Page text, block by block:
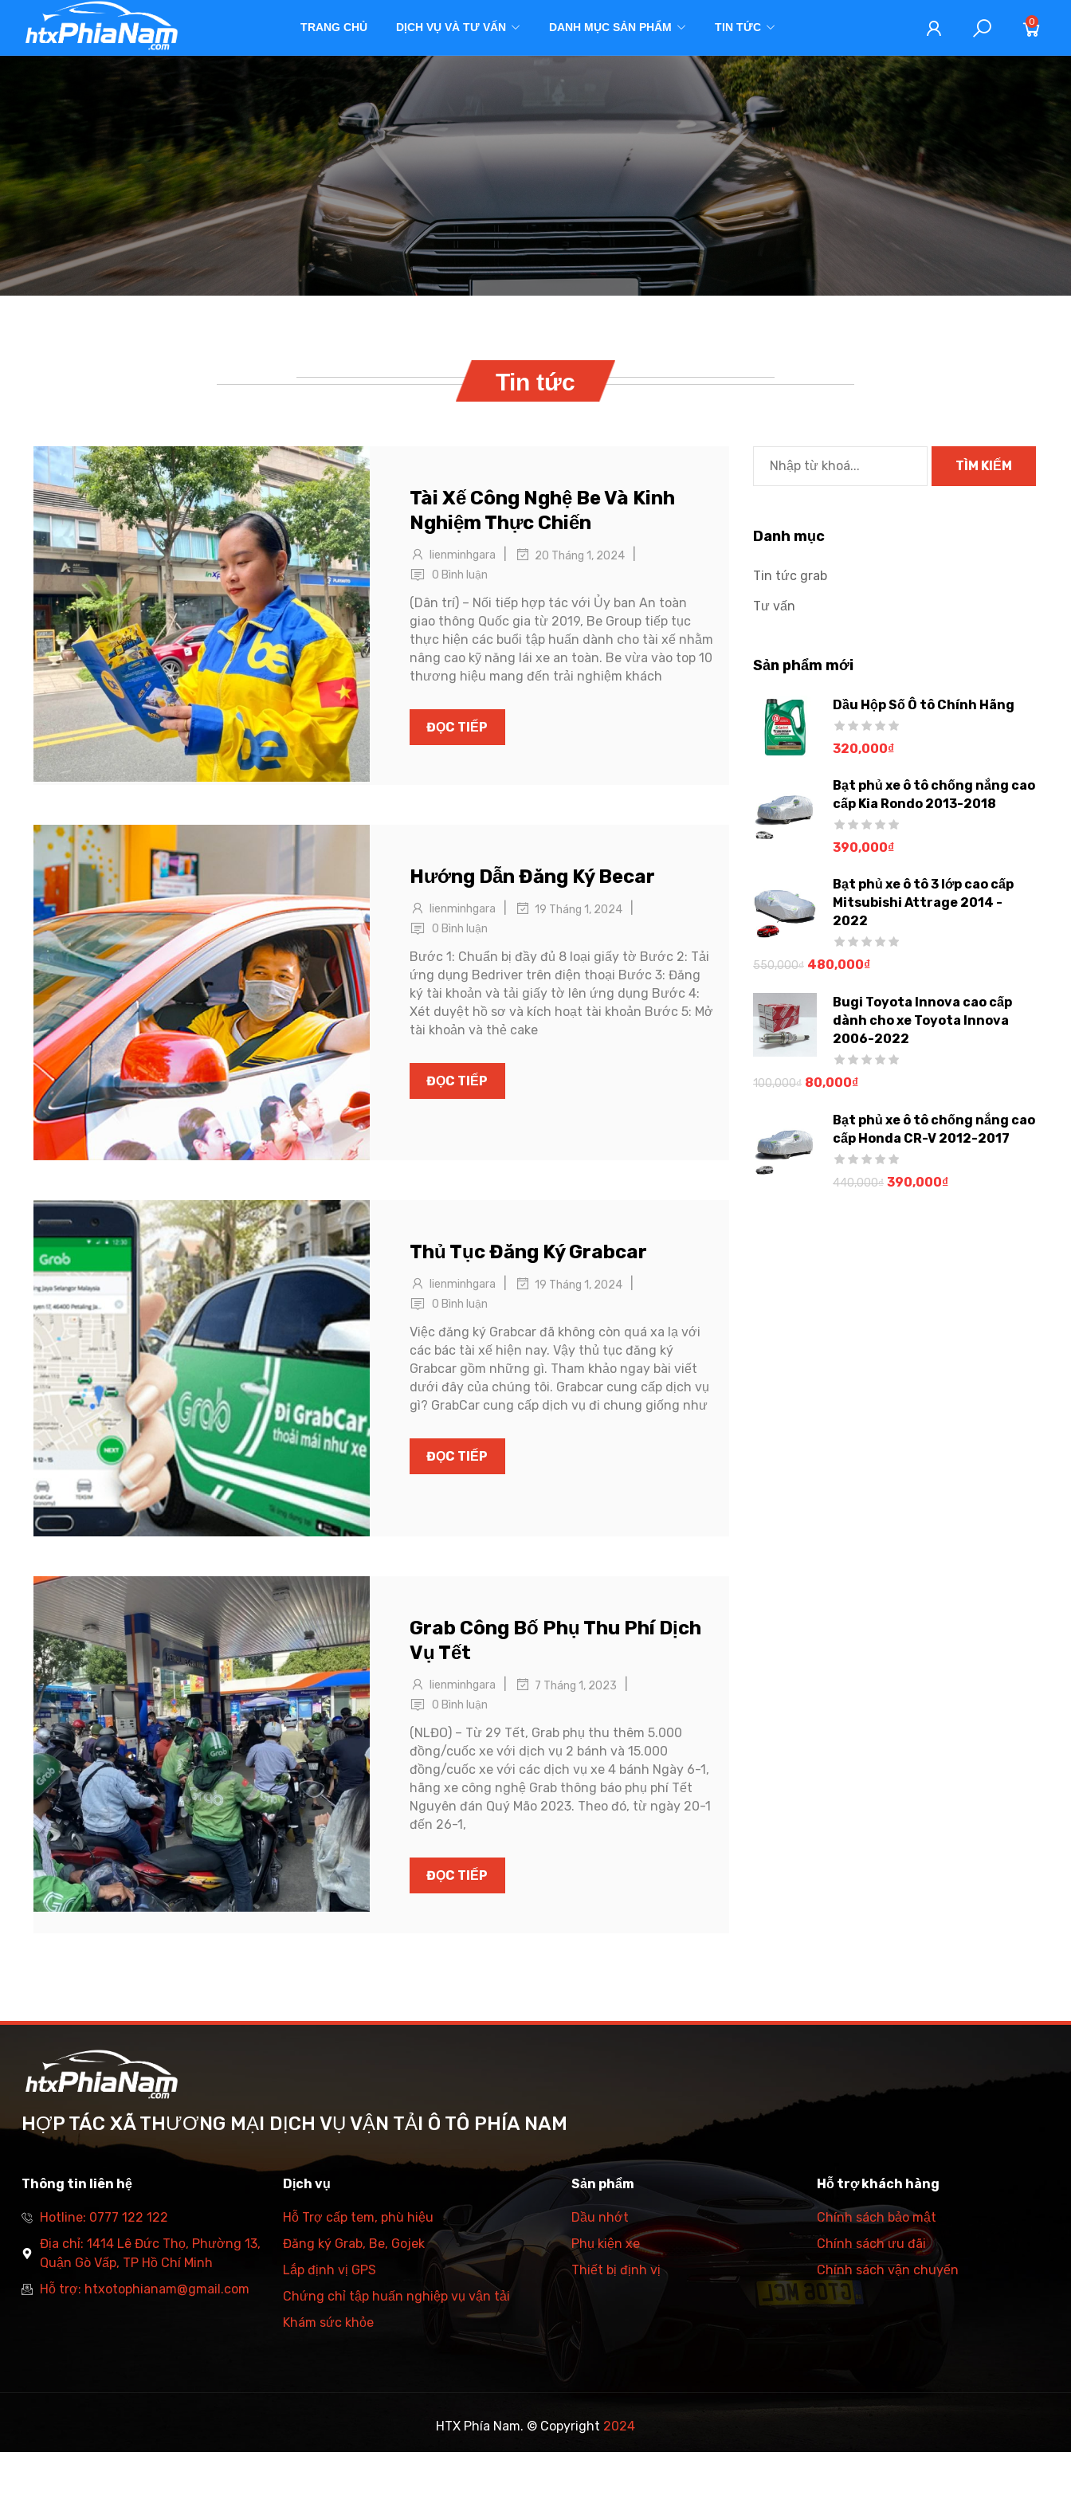
TRANG CHỦ DỊCH VỤ VÀ TƯ VẤN DANH MỤC SẢN PHẨM TIN TỨC 0
Tin tức
Tài Xế Công Nghệ Be Và Kinh
Nghiệm Thực Chiến
lienminhgara 20 Tháng 1, 2024
0 Bình luận
(Dân trí) – Nối tiếp hợp tác với Ủy ban An toàn
giao thông Quốc gia từ 2019, Be Group tiếp tục
thực hiện các buổi tập huấn dành cho tài xế nhằm
nâng cao kỹ năng lái xe an toàn. Be vừa vào top 10
thương hiệu mang đến trải nghiệm khách
ĐỌC TIẾP
Hướng Dẫn Đăng Ký Becar
lienminhgara 19 Tháng 1, 2024
0 Bình luận
Bước 1: Chuẩn bị đầy đủ 8 loại giấy tờ Bước 2: Tải
ứng dụng Bedriver trên điện thoại Bước 3: Đăng
ký tài khoản và tải giấy tờ lên ứng dụng Bước 4:
Xét duyệt hồ sơ và kích hoạt tài khoản Bước 5: Mở
tài khoản và thẻ cake
ĐỌC TIẾP
Thủ Tục Đăng Ký Grabcar
lienminhgara 19 Tháng 1, 2024
0 Bình luận
Việc đăng ký Grabcar đã không còn quá xa lạ với
các bác tài xế hiện nay. Vậy thủ tục đăng ký
Grabcar gồm những gì. Tham khảo ngay bài viết
dưới đây của chúng tôi. Grabcar cung cấp dịch vụ
gì? GrabCar cung cấp dịch vụ đi chung giống như
ĐỌC TIẾP
Grab Công Bố Phụ Thu Phí Dịch
Vụ Tết
lienminhgara 7 Tháng 1, 2023
0 Bình luận
(NLĐO) – Từ 29 Tết, Grab phụ thu thêm 5.000
đồng/cuốc xe với dịch vụ 2 bánh và 15.000
đồng/cuốc xe với các dịch vụ xe 4 bánh Ngày 6-1,
hãng xe công nghệ Grab thông báo phụ phí Tết
Nguyên đán Quý Mão 2023. Theo đó, từ ngày 20-1
đến 26-1,
ĐỌC TIẾP
Danh mục
Tin tức grab
Tư vấn
Sản phẩm mới
Dầu Hộp Số Ô tô Chính Hãng
320,000₫
Bạt phủ xe ô tô chống nắng cao
cấp Kia Rondo 2013-2018
390,000₫
Bạt phủ xe ô tô 3 lớp cao cấp
Mitsubishi Attrage 2014 -
2022
550,000₫ 480,000₫
Bugi Toyota Innova cao cấp
dành cho xe Toyota Innova
2006-2022
100,000₫ 80,000₫
Bạt phủ xe ô tô chống nắng cao
cấp Honda CR-V 2012-2017
440,000₫ 390,000₫
HỢP TÁC XÃ THƯƠNG MẠI DỊCH VỤ VẬN TẢI Ô TÔ PHÍA NAM
Thông tin liên hệ
Hotline: 0777 122 122
Địa chỉ: 1414 Lê Đức Thọ, Phường 13,
Quận Gò Vấp, TP Hồ Chí Minh
Hỗ trợ: htxotophianam@gmail.com
Dịch vụ
Hỗ Trợ cấp tem, phù hiệu
Đăng ký Grab, Be, Gojek
Lắp định vị GPS
Chứng chỉ tập huấn nghiệp vụ vận tải
Khám sức khỏe
Sản phẩm
Dầu nhớt
Phụ kiện xe
Thiết bị định vị
Hỗ trợ khách hàng
Chính sách bảo mật
Chính sách ưu đãi
Chính sách vận chuyển
HTX Phía Nam. © Copyright 2024